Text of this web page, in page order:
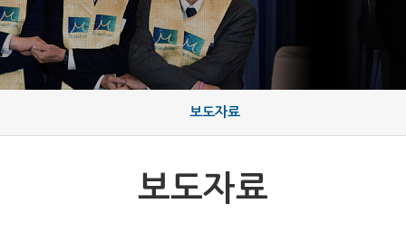
보도자료
보도자료